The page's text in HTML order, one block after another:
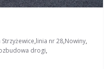
Strzyżewice,linia nr 28,Nowiny,
drogi,